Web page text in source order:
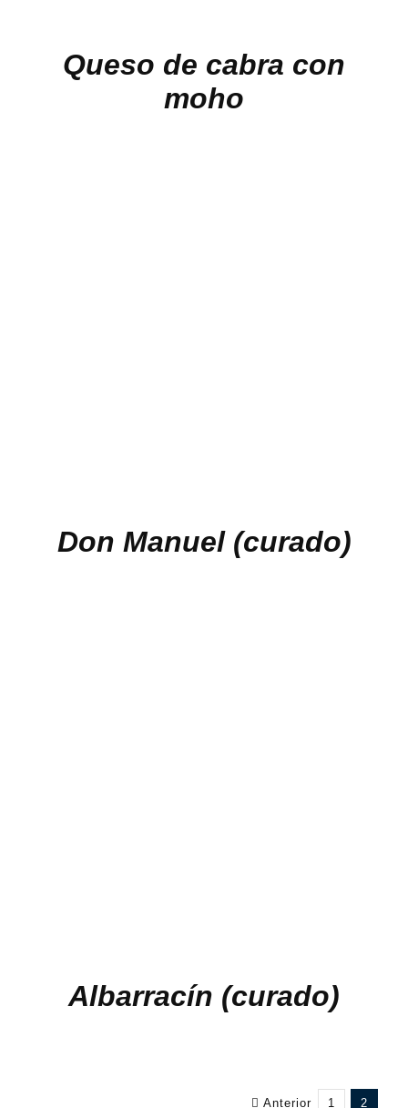
Queso de cabra con
moho
Don Manuel (curado)
Albarracín (curado)
Anterior 1 2